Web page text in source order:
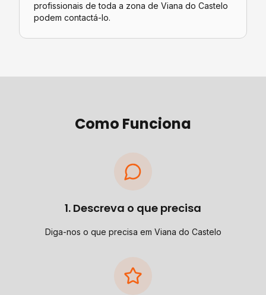
profissionais de toda a zona de Viana do Castelo
podem contactá-lo.
Como Funciona
1. Descreva o que precisa
Diga-nos o que precisa em Viana do Castelo